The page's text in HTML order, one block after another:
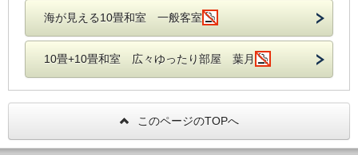
海が見える10畳和室 一般客室
10畳+10畳和室 広々ゆったり部屋 葉月
このページのTOPへ